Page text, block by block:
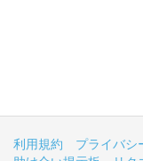
利用規約 プライバシ